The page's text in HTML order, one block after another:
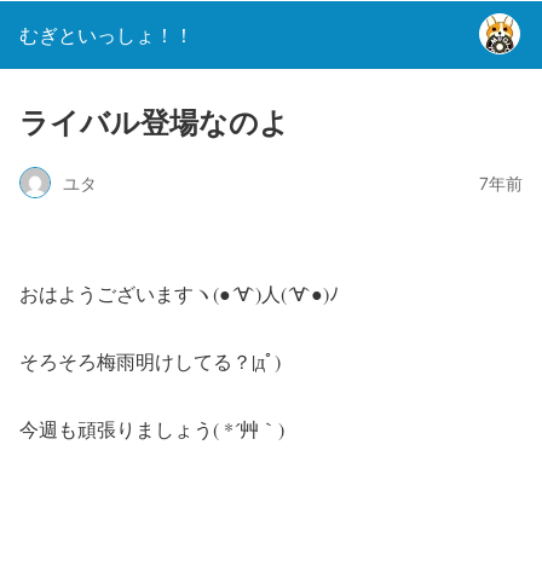
むぎといっしょ！！
ライバル登場なのよ
ユタ 7年前
おはようございますヽ(●´∀`)人(´∀`●)ﾉ
そろそろ梅雨明けしてる？|дﾟ)
今週も頑張りましょう( *´艸｀)